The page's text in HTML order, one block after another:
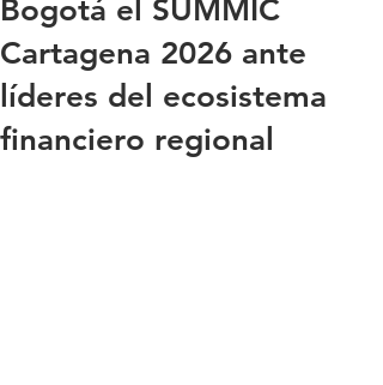
Bogotá el SUMMIC
Cartagena 2026 ante
líderes del ecosistema
financiero regional